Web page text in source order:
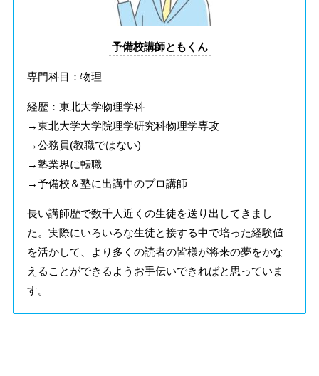
予備校講師ともくん
専門科目：物理
経歴：東北大学物理学科
→東北大学大学院理学研究科物理学専攻
→公務員(教職ではない)
→塾業界に転職
→予備校＆塾に出講中のプロ講師
長い講師歴で数千人近くの生徒を送り出してきまし
た。実際にいろいろな生徒と接する中で培った経験値
を活かして、より多くの読者の皆様が将来の夢をかな
えることができるようお手伝いできればと思っていま
す。